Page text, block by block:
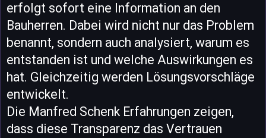
erfolgt sofort eine Information an den
Bauherren. Dabei wird nicht nur das Problem
benannt, sondern auch analysiert, warum es
entstanden ist und welche Auswirkungen es
hat. Gleichzeitig werden Lösungsvorschläge
entwickelt.
Die Manfred Schenk Erfahrungen zeigen,
dass diese Transparenz das Vertrauen